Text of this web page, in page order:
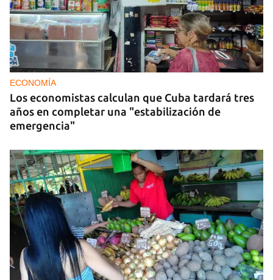
ECONOMÍA
Los economistas calculan que Cuba tardará tres
años en completar una "estabilización de
emergencia"